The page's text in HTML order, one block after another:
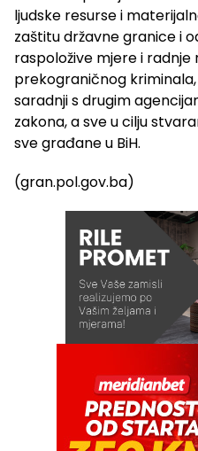
ljudske resurse i
zaštitu državne granice i
raspoložive mjere i radnje
prekograničnog
saradnji s drugim
zakona, a sve u cilju
sve građane u BiH.
(gran.pol.gov.ba)